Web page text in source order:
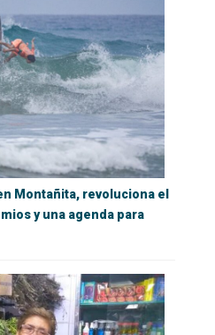
Montañita, revoluciona el
y una agenda para